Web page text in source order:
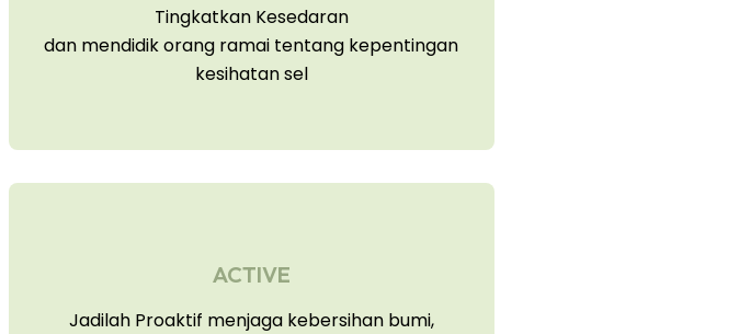
Tingkatkan Kesedaran
dan mendidik orang ramai tentang kepentingan
kesihatan sel
ACTIVE
Jadilah Proaktif menjaga kebersihan bumi,